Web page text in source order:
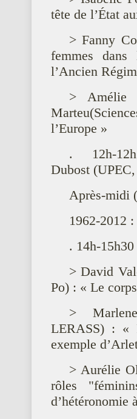
tête de l’État
> Fanny
femmes dans
l’Ancien
> Amélie
l’Europe »
. 12h-
Dubost
Après-midi
1962-2012
. 14h-15h30
> David
Po) : « Le
>
LERASS) : «
exemple
> Aurélie
rôles
d’hétéronomie